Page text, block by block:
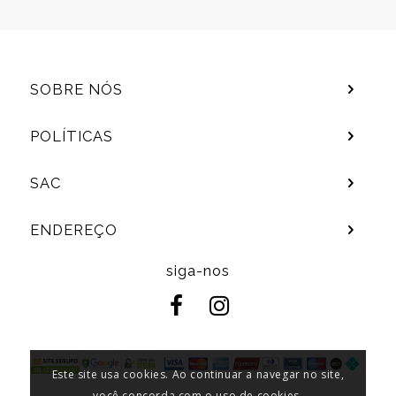
SOBRE NÓS
POLÍTICAS
SAC
ENDEREÇO
siga-nos
Este site usa cookies. Ao continuar a navegar no site,